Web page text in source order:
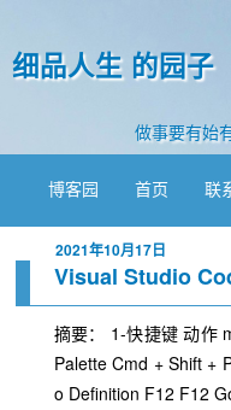
细品人生 的园子
做事要有始
博客园 首页 联
2021年10月17日
Visual Studio
摘要： 1-快捷键 动作
Palette Cmd + Shift +
o Definition F12 F12